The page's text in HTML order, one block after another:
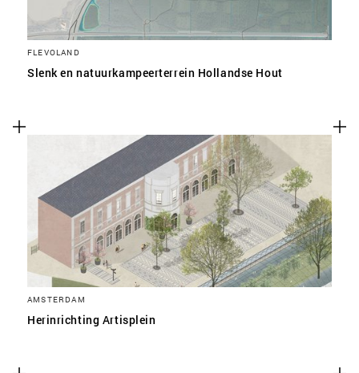
FLEVOLAND
Slenk en natuurkampeerterrein Hollandse Hout
AMSTERDAM
Herinrichting Artisplein